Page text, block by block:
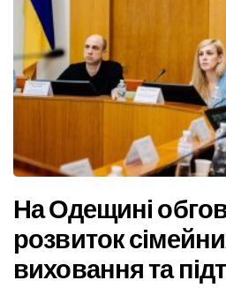
На Одещині
розвиток
виховання та